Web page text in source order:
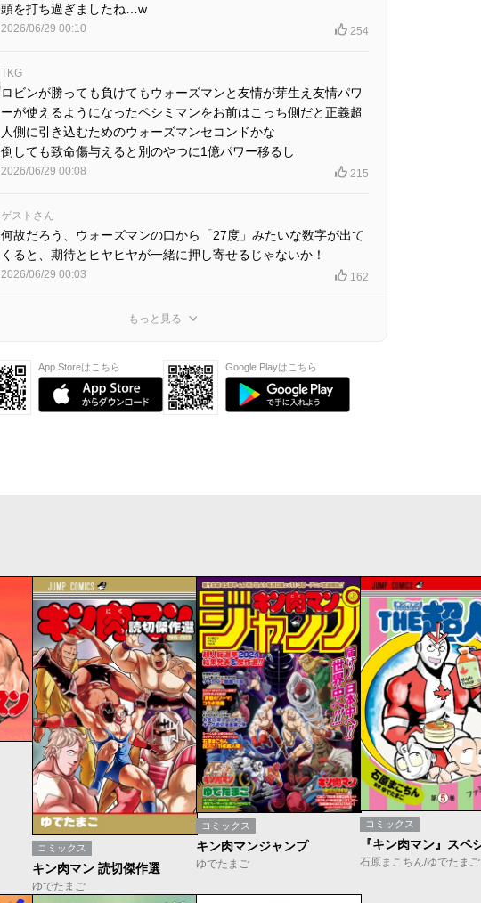
頭を打ち過ぎましたね…w
2026/06/29 00:10 254
TKG
ロビンが勝っても負けてもウォーズマンと友情が芽生え友情パワ
ーが使えるようになったペシミマンをお前はこっち側だと正義超
人側に引き込むためのウォーズマンセコンドかな
倒しても致命傷与えると別のやつに1億パワー移るし
2026/06/29 00:08 215
ゲストさん
何故だろう、ウォーズマンの口から「27度」みたいな数字が出て
くると、期待とヒヤヒヤが一緒に押し寄せるじゃないか！
2026/06/29 00:03 162
もっと見る
App Storeはこちら Google Playはこちら
コミックス
キン肉マン 読切傑作選
ゆでたまご
コミックス
キン肉マンジャンプ
ゆでたまご
コミックス
石原まこちん/ゆでたまご